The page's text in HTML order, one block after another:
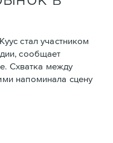
стал участником
сообщает
Схватка между
напоминала сцену